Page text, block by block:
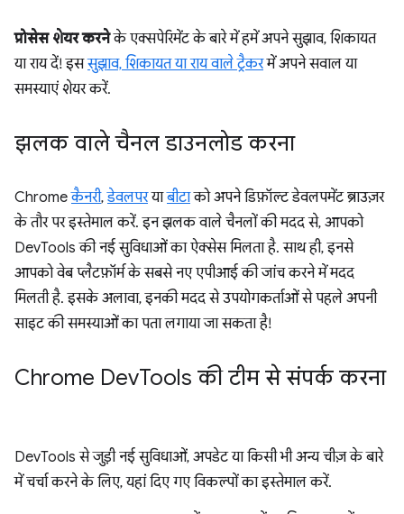
प्रोसेस शेयर करनेके एक्सपेरिमेंट के बारे में हमें अपने सुझाव, शिकायत
या राय दें! इससुझाव, शिकायत या राय वाले ट्रैकरमें अपने सवाल या
समस्याएं शेयर करें.
झलक वाले चैनल डाउनलोड करना
Chromeकैनरी,डेवलपरयाबीटाको अपने डिफ़ॉल्ट डेवलपमेंट ब्राउज़र
के तौर पर इस्तेमाल करें. इन झलक वाले चैनलों की मदद से, आपको
DevTools की नई सुविधाओं का ऐक्सेस मिलता है. साथ ही, इनसे
आपको वेब प्लैटफ़ॉर्म के सबसे नए एपीआई की जांच करने में मदद
मिलती है. इसके अलावा, इनकी मदद से उपयोगकर्ताओं से पहले अपनी
साइट की समस्याओं का पता लगाया जा सकता है!
Chrome DevTools की टीम से संपर्क करना
DevTools से जुड़ी नई सुविधाओं, अपडेट या किसी भी अन्य चीज़ के बारे
में चर्चा करने के लिए, यहां दिए गए विकल्पों का इस्तेमाल करें.